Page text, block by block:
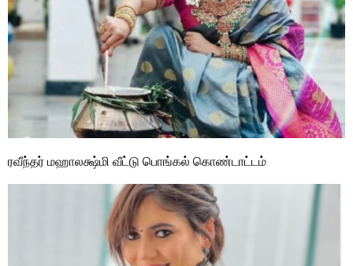
ரவீந்தர் மஹாலக்ஷ்மி வீட்டு பொங்கல் கொண்டாட்டம்